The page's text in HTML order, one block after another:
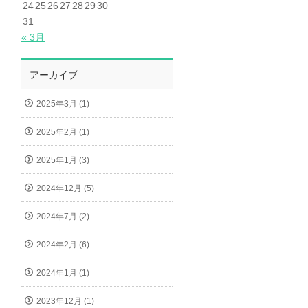
2425 26 27 28 2930
31
« 3月
アーカイブ
2025年3月 (1)
2025年2月 (1)
2025年1月 (3)
2024年12月 (5)
2024年7月 (2)
2024年2月 (6)
2024年1月 (1)
2023年12月 (1)